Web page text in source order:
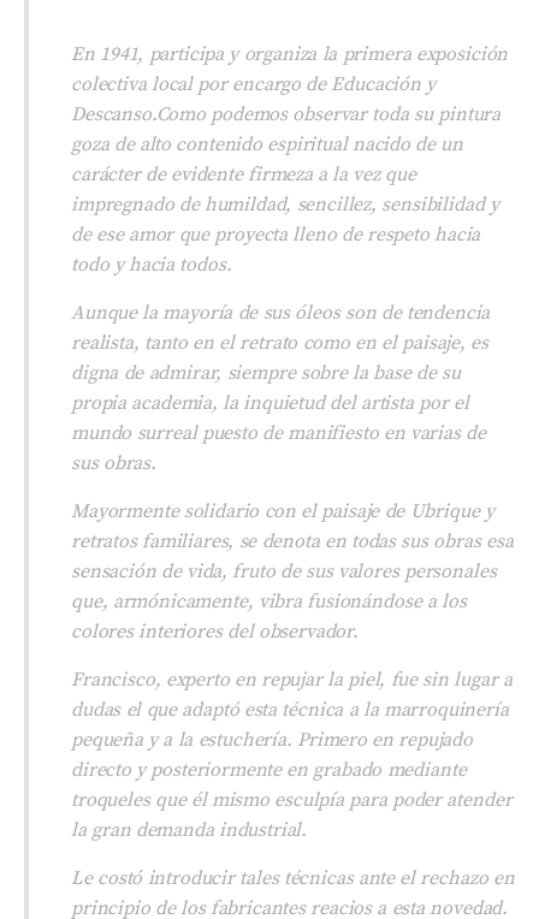
En 1941, participa y organiza la primera exposición
colectiva local por encargo de Educación y
Descanso.Como podemos observar toda su pintura
goza de alto contenido espiritual nacido de un
carácter de evidente firmeza a la vez que
impregnado de humildad, sencillez, sensibilidad y
de ese amor que proyecta lleno de respeto hacia
todo y hacia todos.
Aunque la mayoría de sus óleos son de tendencia
realista, tanto en el retrato como en el paisaje, es
digna de admirar, siempre sobre la base de su
propia academia, la inquietud del artista por el
mundo surreal puesto de manifiesto en varias de
sus obras.
Mayormente solidario con el paisaje de Ubrique y
retratos familiares, se denota en todas sus obras esa
sensación de vida, fruto de sus valores personales
que, armónicamente, vibra fusionándose a los
colores interiores del observador.
Francisco, experto en repujar la piel, fue sin lugar a
dudas el que adaptó esta técnica a la marroquinería
pequeña y a la estuchería. Primero en repujado
directo y posteriormente en grabado mediante
troqueles que él mismo esculpía para poder atender
la gran demanda industrial.
Le costó introducir tales técnicas ante el rechazo en
principio de los fabricantes reacios a esta novedad.